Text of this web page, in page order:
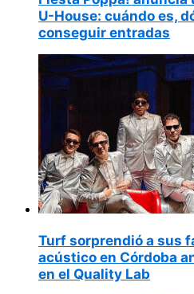
U-House: cuándo es,
conseguir entradas
Turf sorprendió a sus
acústico en Córdoba
en el Quality Lab